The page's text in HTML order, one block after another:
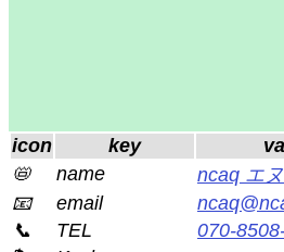
icon key
📛
name
ncaq エ
📧
email
📞
TEL
070-